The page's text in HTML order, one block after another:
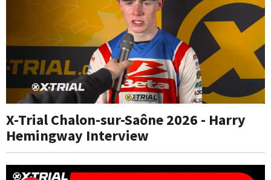
X-Trial Chalon-sur-Saône 2026 - Harry
Hemingway Interview